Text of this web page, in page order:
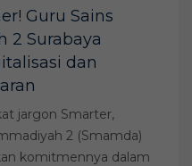
Guru Sains
2 Surabaya
dan
jargon Smarter,
2 (Smamda)
komitmennya dalam